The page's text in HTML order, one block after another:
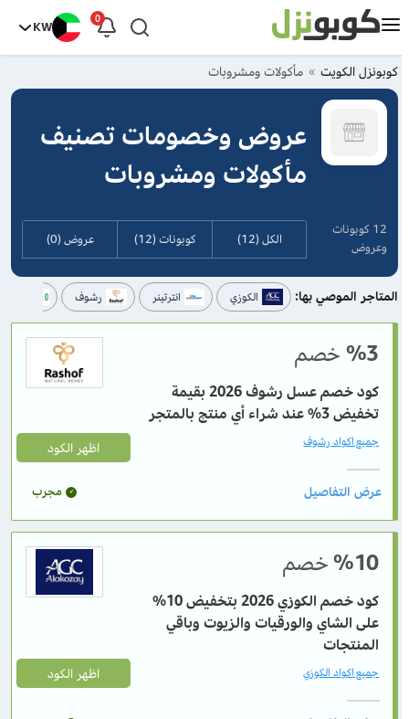
0
KW
كوبونزل الكويت مأكولات ومشروبات
عروض وخصومات تصنيف
مأكولات ومشروبات
12 كوبونات
وعروض
الكل (12) كوبونات (12) عروض (0)
المتاجر الموصي بها: الكوزي انترتينر رشوف
%3خصم
كود خصم عسل رشوف 2026 بقيمة
تخفيض 3% عند شراء أي منتج بالمتجر
اظهر الكود جميع اكواد رشوف
مجرب
%10خصم
كود خصم الكوزي 2026 بتخفيض 10%
على الشاي والورقيات والزيوت وباقي
المنتجات
اظهر الكود جميع اكواد الكوزي